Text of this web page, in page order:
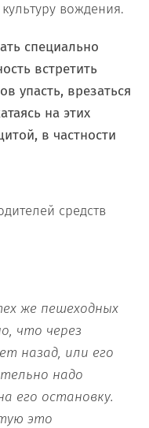
вождения.
специально
встретить
упасть, врезаться
на этих
в частности
средств
же пешеходных
что через
назад, или его
надо
его остановку.
это